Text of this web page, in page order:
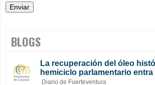
BLOGS
La recuperación del óleo
hemiciclo parlamentario entra
Diario de Fuerteventura